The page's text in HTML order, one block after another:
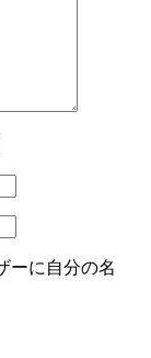
ーに自分の名